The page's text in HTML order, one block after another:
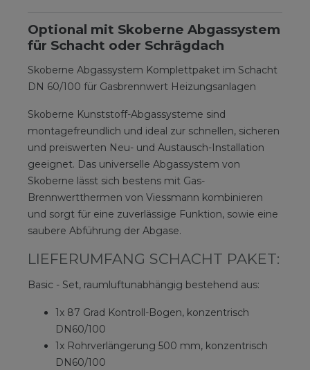
Optional mit Skoberne Abgassystem
für Schacht oder Schrägdach
Skoberne Abgassystem Komplettpaket im Schacht
DN 60/100 für Gasbrennwert Heizungsanlagen
Skoberne Kunststoff-Abgassysteme sind
montagefreundlich und ideal zur schnellen, sicheren
und preiswerten Neu- und Austausch-Installation
geeignet. Das universelle Abgassystem von
Skoberne lässt sich bestens mit Gas-
Brennwertthermen von Viessmann kombinieren
und sorgt für eine zuverlässige Funktion, sowie eine
saubere Abführung der Abgase.
LIEFERUMFANG SCHACHT PAKET:
Basic - Set, raumluftunabhängig bestehend aus:
1x 87 Grad Kontroll-Bogen, konzentrisch
DN60/100
1x Rohrverlängerung 500 mm, konzentrisch
DN60/100